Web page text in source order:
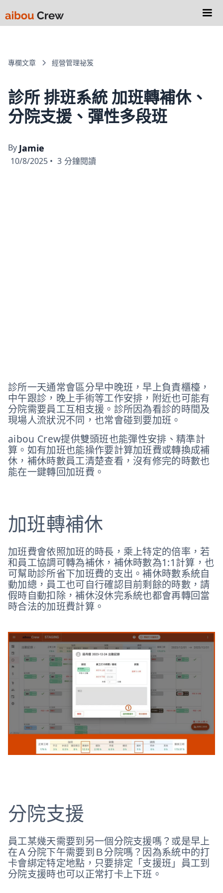
專欄文章 經營管理祕笈
診所 排班系統 加班轉補休、
分院支援、彈性多段班
By Jamie
10/8/2025 • 3 分鐘閱讀
診所一天通常會區分早中晚班，早上負責櫃檯，
中午跟診，晚上手術等工作安排，附近也可能有
分院需要員工互相支援。診所因為看診的時間及
現場人流狀況不同，也常會碰到要加班。
aibou Crew提供雙頭班也能彈性安排、精準計
算。如有加班也能操作要計算加班費或轉換成補
休，補休時數員工清楚查看，沒有修完的時數也
能在一鍵轉回加班費。
加班轉補休
加班費會依照加班的時長，乘上特定的倍率，若
和員工協調可轉為補休，補休時數為1:1計算，也
可幫助診所省下加班費的支出。補休時數系統自
動加總，員工也可自行確認目前剩餘的時數，請
假時自動扣除，補休沒休完系統也都會再轉回當
時合法的加班費計算。
分院支援
員工某幾天需要到另一個分院支援嗎？或是早上
在Ａ分院下午需要到Ｂ分院嗎？因為系統中的打
卡會綁定特定地點，只要排定「支援班」員工到
分院支援時也可以正常打卡上下班。